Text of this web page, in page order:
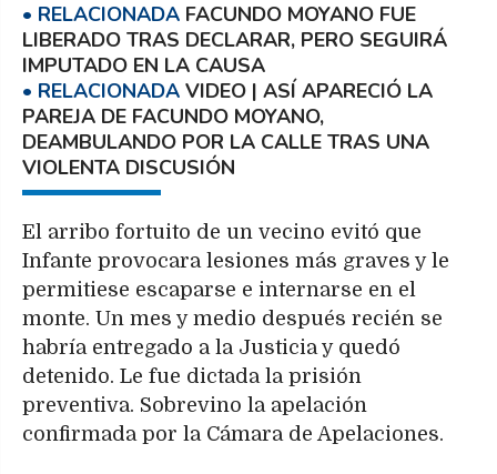
FACUNDO MOYANO FUE
LIBERADO TRAS DECLARAR, PERO SEGUIRÁ
IMPUTADO EN LA CAUSA
VIDEO | ASÍ APARECIÓ LA
PAREJA DE FACUNDO MOYANO,
DEAMBULANDO POR LA CALLE TRAS UNA
VIOLENTA DISCUSIÓN
El arribo fortuito de un vecino evitó que
Infante provocara lesiones más graves y le
permitiese escaparse e internarse en el
monte. Un mes y medio después recién se
habría entregado a la Justicia y quedó
detenido. Le fue dictada la prisión
preventiva. Sobrevino la apelación
confirmada por la Cámara de Apelaciones.